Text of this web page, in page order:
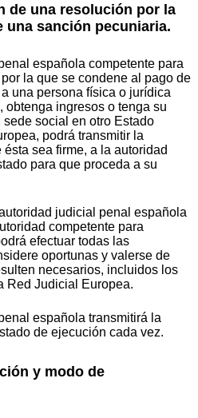
de una resolución por la
una sanción pecuniaria.
española competente para
la que se condene al pago de
una persona física o jurídica
obtenga ingresos o tenga su
social en otro Estado
podrá transmitir la
sea firme, a la autoridad
para que proceda a su
judicial penal española
competente para
efectuar todas las
oportunas y valerse de
necesarios, incluidos los
Red Judicial Europea.
española transmitirá la
de ejecución cada vez.
y modo de